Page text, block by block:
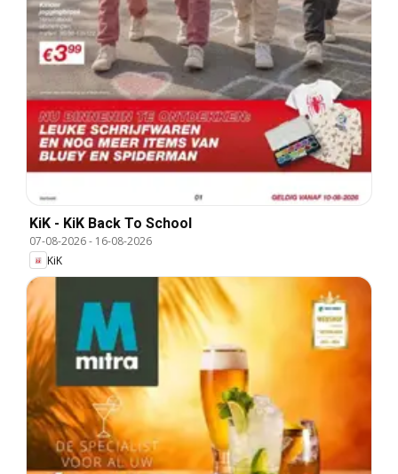
KiK - KiK Back To School
07-08-2026- 16-08-2026
KiK